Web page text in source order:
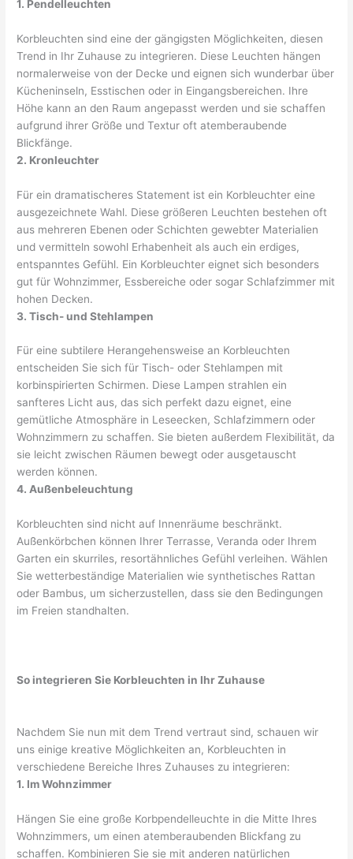
1. Pendelleuchten
Korbleuchten sind eine der gängigsten Möglichkeiten, diesen
Trend in Ihr Zuhause zu integrieren. Diese Leuchten hängen
normalerweise von der Decke und eignen sich wunderbar über
Kücheninseln, Esstischen oder in Eingangsbereichen. Ihre
Höhe kann an den Raum angepasst werden und sie schaffen
aufgrund ihrer Größe und Textur oft atemberaubende
Blickfänge.
2. Kronleuchter
Für ein dramatischeres Statement ist ein Korbleuchter eine
ausgezeichnete Wahl. Diese größeren Leuchten bestehen oft
aus mehreren Ebenen oder Schichten gewebter Materialien
und vermitteln sowohl Erhabenheit als auch ein erdiges,
entspanntes Gefühl. Ein Korbleuchter eignet sich besonders
gut für Wohnzimmer, Essbereiche oder sogar Schlafzimmer mit
hohen Decken.
3. Tisch- und Stehlampen
Für eine subtilere Herangehensweise an Korbleuchten
entscheiden Sie sich für Tisch- oder Stehlampen mit
korbinspirierten Schirmen. Diese Lampen strahlen ein
sanfteres Licht aus, das sich perfekt dazu eignet, eine
gemütliche Atmosphäre in Leseecken, Schlafzimmern oder
Wohnzimmern zu schaffen. Sie bieten außerdem Flexibilität, da
sie leicht zwischen Räumen bewegt oder ausgetauscht
werden können.
4. Außenbeleuchtung
Korbleuchten sind nicht auf Innenräume beschränkt.
Außenkörbchen können Ihrer Terrasse, Veranda oder Ihrem
Garten ein skurriles, resortähnliches Gefühl verleihen. Wählen
Sie wetterbeständige Materialien wie synthetisches Rattan
oder Bambus, um sicherzustellen, dass sie den Bedingungen
im Freien standhalten.
So integrieren Sie Korbleuchten in Ihr Zuhause
Nachdem Sie nun mit dem Trend vertraut sind, schauen wir
uns einige kreative Möglichkeiten an, Korbleuchten in
verschiedene Bereiche Ihres Zuhauses zu integrieren:
1. Im Wohnzimmer
Hängen Sie eine große Korbpendelleuchte in die Mitte Ihres
Wohnzimmers, um einen atemberaubenden Blickfang zu
schaffen. Kombinieren Sie sie mit anderen natürlichen